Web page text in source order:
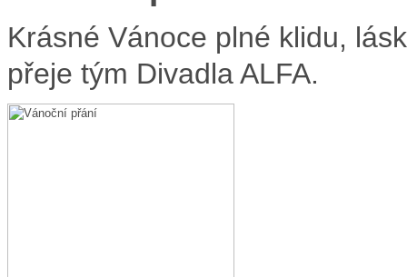
Krásné Vánoce plné klidu,
přeje tým Divadla ALFA.